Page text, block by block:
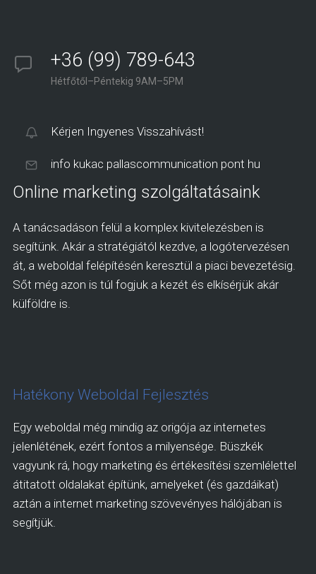
+36 (99) 789-643
Hétfőtől–Péntekig 9AM–5PM
Kérjen Ingyenes Visszahívást!
info kukac pallascommunication pont hu
Online marketing szolgáltatásaink
A tanácsadáson felül a komplex kivitelezésben is
segítünk. Akár a stratégiától kezdve, a logótervezésen
át, a weboldal felépítésén keresztül a piaci bevezetésig.
Sőt még azon is túl fogjuk a kezét és elkísérjük akár
külföldre is.
Hatékony Weboldal Fejlesztés
Egy weboldal még mindig az origója az internetes
jelenlétének, ezért fontos a milyensége. Büszkék
vagyunk rá, hogy marketing és értékesítési szemlélettel
átitatott oldalakat építünk, amelyeket (és gazdáikat)
aztán a internet marketing szövevényes hálójában is
segítjük.